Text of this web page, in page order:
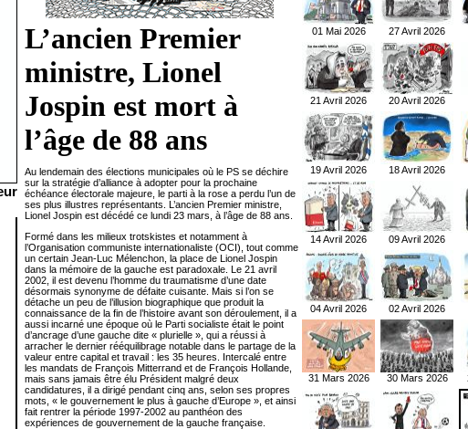
01 Mai 2026 27 Avril 2026
21 Avril 2026 20 Avril 2026
19 Avril 2026 18 Avril 2026
14 Avril 2026 09 Avril 2026
04 Avril 2026 02 Avril 2026
31 Mars 2026 30 Mars 2026
L’ancien Premier
ministre, Lionel
Jospin est mort à
l’âge de 88 ans
Au lendemain des élections municipales où le PS se déchire
sur la stratégie d’alliance à adopter pour la prochaine
échéance électorale majeure, le parti à la rose a perdu l’un de
ses plus illustres représentants. L’ancien Premier ministre,
Lionel Jospin est décédé ce lundi 23 mars, à l’âge de 88 ans.
Formé dans les milieux trotskistes et notamment à
l’Organisation communiste internationaliste (OCI), tout comme
un certain Jean-Luc Mélenchon, la place de Lionel Jospin
dans la mémoire de la gauche est paradoxale. Le 21 avril
2002, il est devenu l’homme du traumatisme d’une date
désormais synonyme de défaite cuisante. Mais si l’on se
détache un peu de l’illusion biographique que produit la
connaissance de la fin de l’histoire avant son déroulement, il a
aussi incarné une époque où le Parti socialiste était le point
d’ancrage d’une gauche dite « plurielle », qui a réussi à
arracher le dernier rééquilibrage notable dans le partage de la
valeur entre capital et travail : les 35 heures. Intercalé entre
les mandats de François Mitterrand et de François Hollande,
mais sans jamais être élu Président malgré deux
candidatures, il a dirigé pendant cinq ans, selon ses propres
mots, « le gouvernement le plus à gauche d’Europe », et ainsi
fait rentrer la période 1997-2002 au panthéon des
expériences de gouvernement de la gauche française.